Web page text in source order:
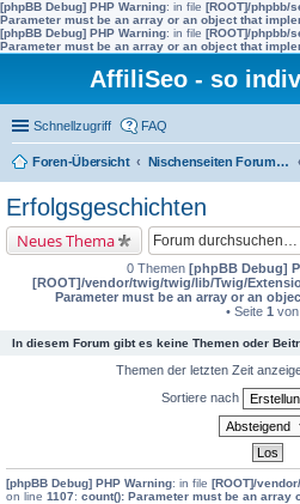
[phpBB Debug] PHP Warning: in file [ROOT]/phpbb/
Parameter must be an array or an object that
[phpBB Debug] PHP Warning: in file [ROOT]/phpbb/
Parameter must be an array or an object that
AffiliSeo - so
Schnellzugriff FAQ
Foren-Übersicht Nischenseiten Forum von AffiliSeo
Erfolgsgeschichten
Neues Thema
0 Themen [phpBB Debug]
[ROOT]/vendor/twig/twig/lib/Twig/
Parameter must be an array or an
• Seite 1 von
In diesem Forum gibt es keine Themen oder
Themen der letzten Zeit
Sortiere nach
[phpBB Debug] PHP Warning: in file [ROOT]/
on line 1107: count(): Parameter must be an array